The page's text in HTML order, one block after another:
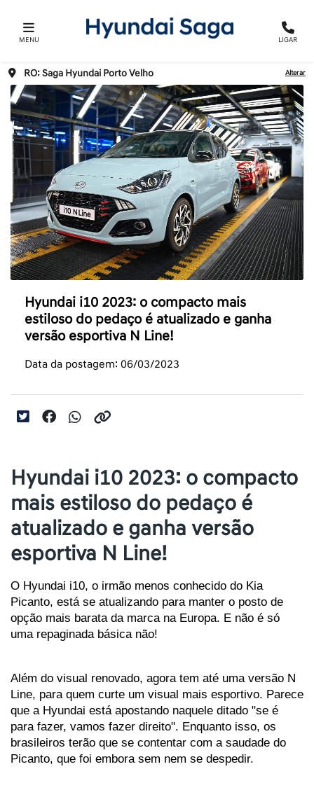
MENU LIGAR
RO: Saga Hyundai Porto Velho Alterar
Hyundai i10 2023: o compacto mais
estiloso do pedaço é atualizado e ganha
versão esportiva N Line!
Data da postagem: 06/03/2023
Hyundai i10 2023: o compacto
mais estiloso do pedaço é
atualizado e ganha versão
esportiva N Line!
O Hyundai i10, o irmão menos conhecido do Kia
Picanto, está se atualizando para manter o posto de
opção mais barata da marca na Europa. E não é só
uma repaginada básica não!
Além do visual renovado, agora tem até uma versão N
Line, para quem curte um visual mais esportivo. Parece
que a Hyundai está apostando naquele ditado "se é
para fazer, vamos fazer direito". Enquanto isso, os
brasileiros terão que se contentar com a saudade do
Picanto, que foi embora sem nem se despedir.